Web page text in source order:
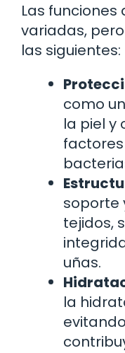
Las
variadas,
las siguientes:
como
la piel y
soporte
tejidos,
uñas.
la